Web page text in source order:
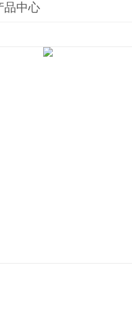
品中心